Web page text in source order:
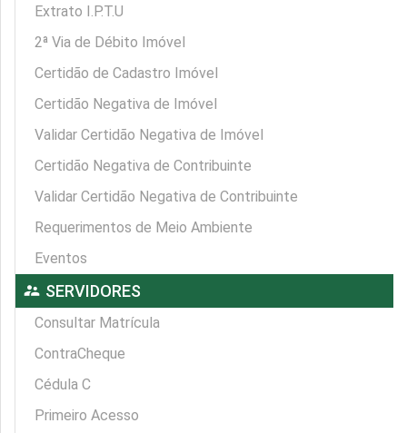
Extrato I.P.T.U
2ª Via de Débito Imóvel
Certidão de Cadastro Imóvel
Certidão Negativa de Imóvel
Validar Certidão Negativa de Imóvel
Certidão Negativa de Contribuinte
Validar Certidão Negativa de Contribuinte
Requerimentos de Meio Ambiente
Eventos
supervisor_account SERVIDORES
Consultar Matrícula
ContraCheque
Cédula C
Primeiro Acesso